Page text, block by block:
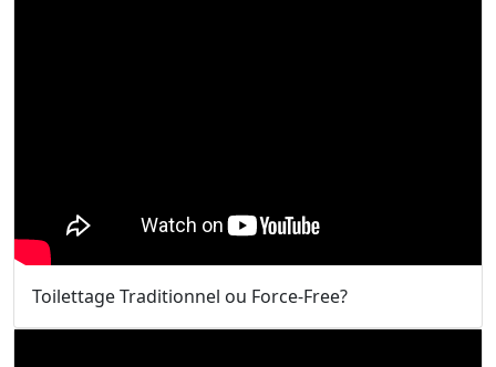
Toilettage Traditionnel ou Force-Free?